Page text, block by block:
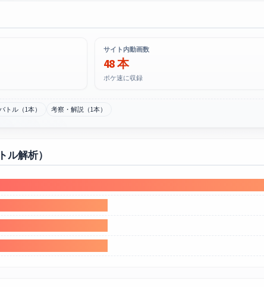
サイト内動画数
48 本
ポケ速に収録
トル（1本） 考察・解説（1本）
解析）